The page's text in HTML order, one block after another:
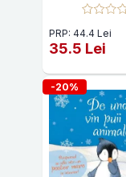
PRP: 44.4 Lei
35.5 Lei
-20%